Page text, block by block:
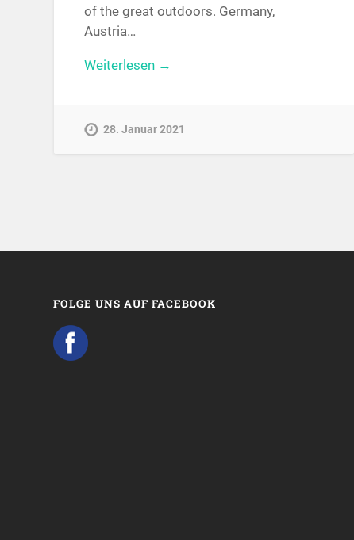
of the great outdoors. Germany,
Austria…
Weiterlesen →
28. Januar 2021
FOLGE UNS AUF FACEBOOK